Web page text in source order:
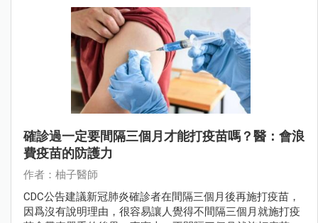
確診過一定要間隔三個月才能打疫苗嗎？醫：會浪
費疫苗的防護力
作者：柚子醫師
CDC公告建議新冠肺炎確診者在間隔三個月後再施打疫苗，
因爲沒有說明理由，很容易讓人覺得不間隔三個月就施打疫